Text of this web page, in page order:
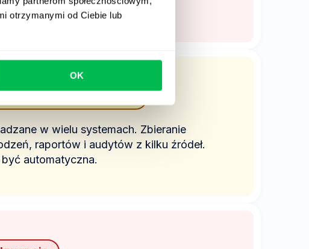
otrzymanymi od Ciebie lub
OK
w wielu systemach. Zbieranie
raportów i audytów z kilku źródeł.
automatyczna.